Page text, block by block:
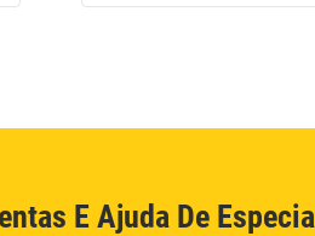
E Ajuda De